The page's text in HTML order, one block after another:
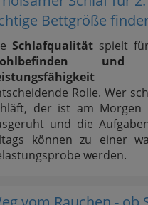
Bettgröße
Schlafqualität spielt für
und
Rolle. Wer
der ist am Morgen
und die
können zu einer
werden.